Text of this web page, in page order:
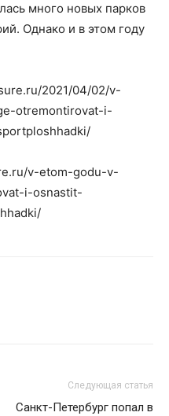
много новых парков
Однако и в этом году
2021/04/02/v-
otremontirovat-i-
v-etom-godu-v-
i-osnastit-
Следующая статья
Санкт-Петербург попал в